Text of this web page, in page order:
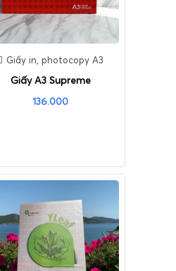
Giấy in, photocopy A3
Giấy A3 Supreme
136.000